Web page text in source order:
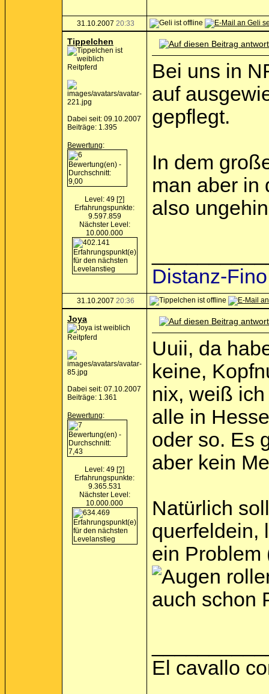
31.10.2007 20:33
Tippelchen
Reitpferd
Dabei seit: 09.10.2007
Beiträge: 1.395
Bewertung:
Level: 49 [?]
Erfahrungspunkte:
9.597.859
Nächster Level:
10.000.000
Bei uns in
auf
gepflegt.
In dem
man aber in
also
Distanz-
31.10.2007 20:36
Joya
Reitpferd
Dabei seit: 07.10.2007
Beiträge: 1.361
Bewertung:
Level: 49 [?]
Erfahrungspunkte:
9.365.531
Nächster Level:
10.000.000
Uuii, da
keine,
nix, weiß
alle in
oder so. Es
aber kein
Natürlich
querfeldein,
ein Problem
auch schon
El cavallo